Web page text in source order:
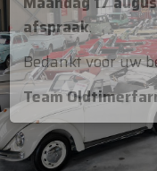
augustusvolgens
Maandag 17
afspraak.
Bedankt voor uw
Team Oldtimerfarm